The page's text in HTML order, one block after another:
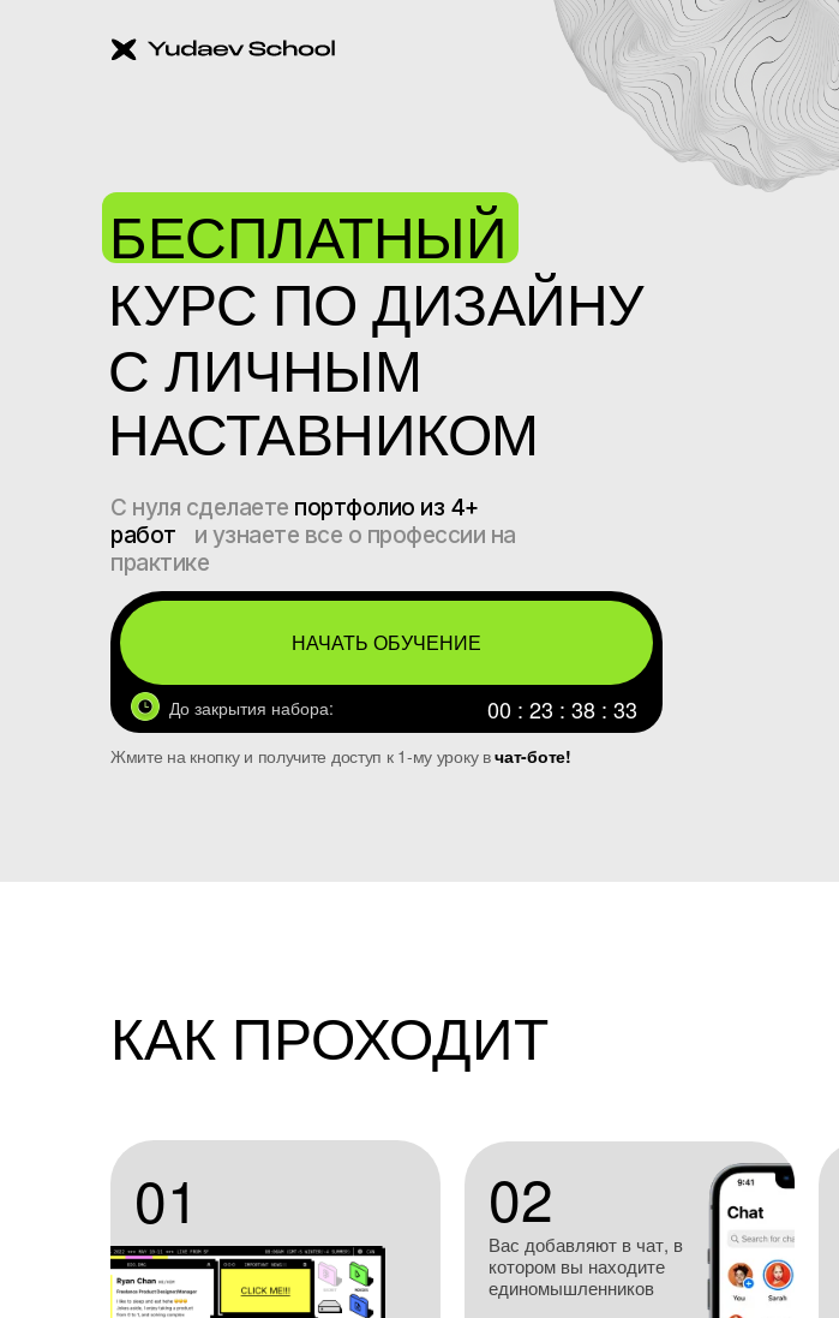
Жмите на кнопку и получите доступ к 1-му уроку вчат-боте!
БЕСПЛАТНЫЙ
НАСТАВНИКОМ
С ЛИЧНЫМ
КУРС ПО ДИЗАЙНУ
С нуля сделаете портфолио из 4+
работ и узнаете все о профессии на
практике
00 : 23 : 38 : 31
НАЧАТЬ ОБУЧЕНИЕ
До закрытия набора:
КАК ПРОХОДИТ
01
02
Вас добавляют в чат, в
котором вы находите
единомышленников